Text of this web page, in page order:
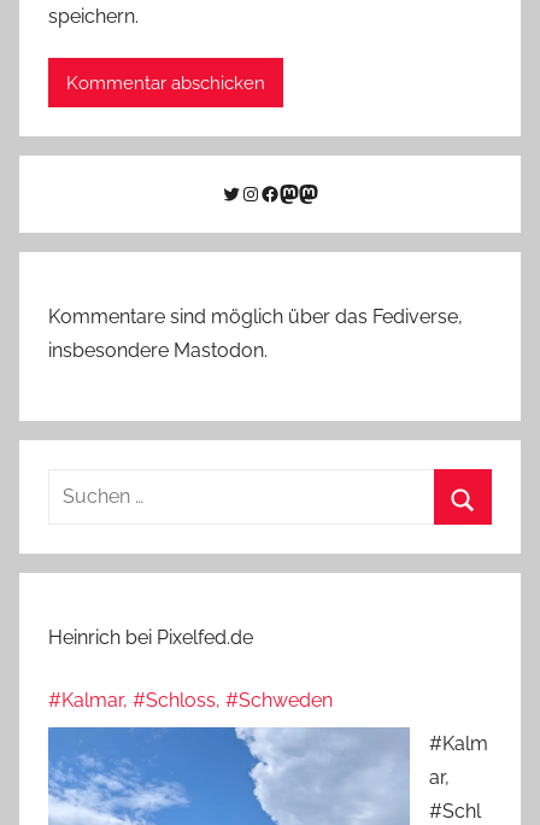
speichern.
Twitter
Instagram
Facebook
Link zu Mastodon
Mastodon
Kommentare sind möglich über das Fediverse,
insbesondere Mastodon.
Suchen
Heinrich bei Pixelfed.de
#Kalmar, #Schloss, #Schweden
#Kalm
ar,
#Schl